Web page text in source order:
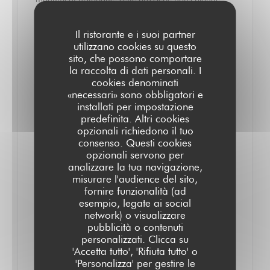
Il ristorante e i suoi partner
utilizzano cookies su questo
sito, che possono comportare
la raccolta di dati personali. I
cookies denominati
«necessari» sono obbligatori e
installati per impostazione
predefinita. Altri cookies
opzionali richiedono il tuo
consenso. Questi cookies
opzionali servono per
analizzare la tua navigazione,
misurare l'audience del sito,
fornire funzionalità (ad
esempio, legate ai social
network) o visualizzare
pubblicità o contenuti
personalizzati. Clicca su
'Accetta tutto', 'Rifiuta tutto' o
'Personalizza' per gestire le
qui met la gastronomie française à l'honneur. Une
incarnation gourmande de ce qui fait le charme de la
Il est de ces adresses sans lesquelles Paris ne serait
pas tout à fait Paris, et le Grand Colbert fait partie de
ces lieux iconiques. Né avec la galerie Colbert en
1828, c'était à l'origine un magasin de nouveautés qui
s'appelait alors "Au Grand Colbert". Ce n'est qu'en
1900 que l'adresse devint un restaurant connu pour
être l'un des bouillons les moins cher de la capitale.
Repris en 1985 par la Bibliothèque nationale de
France après des années de fermeture, c'est
désormais une brasserie parisienne iconique, au chic